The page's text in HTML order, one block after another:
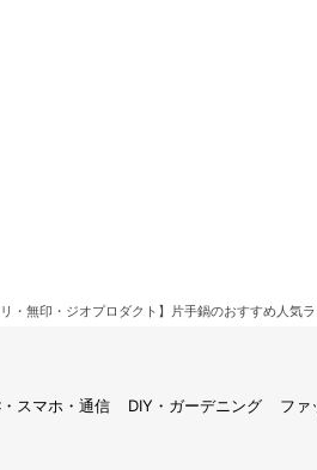
リ・無印・ジオプロダクト】片手鍋のおすすめ人
・スマホ・通信 DIY・ガーデニング ファ